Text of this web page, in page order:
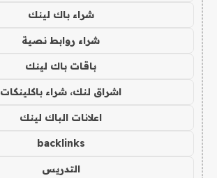
شراء باك لينك
شراء روابط نصية
باقات باك لينك
اشراق لنك، شراء باكلينكات
اعلانات الباك لينك
backlinks
التدريس